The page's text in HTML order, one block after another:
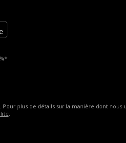
plus de détails sur la manière dont nous
.